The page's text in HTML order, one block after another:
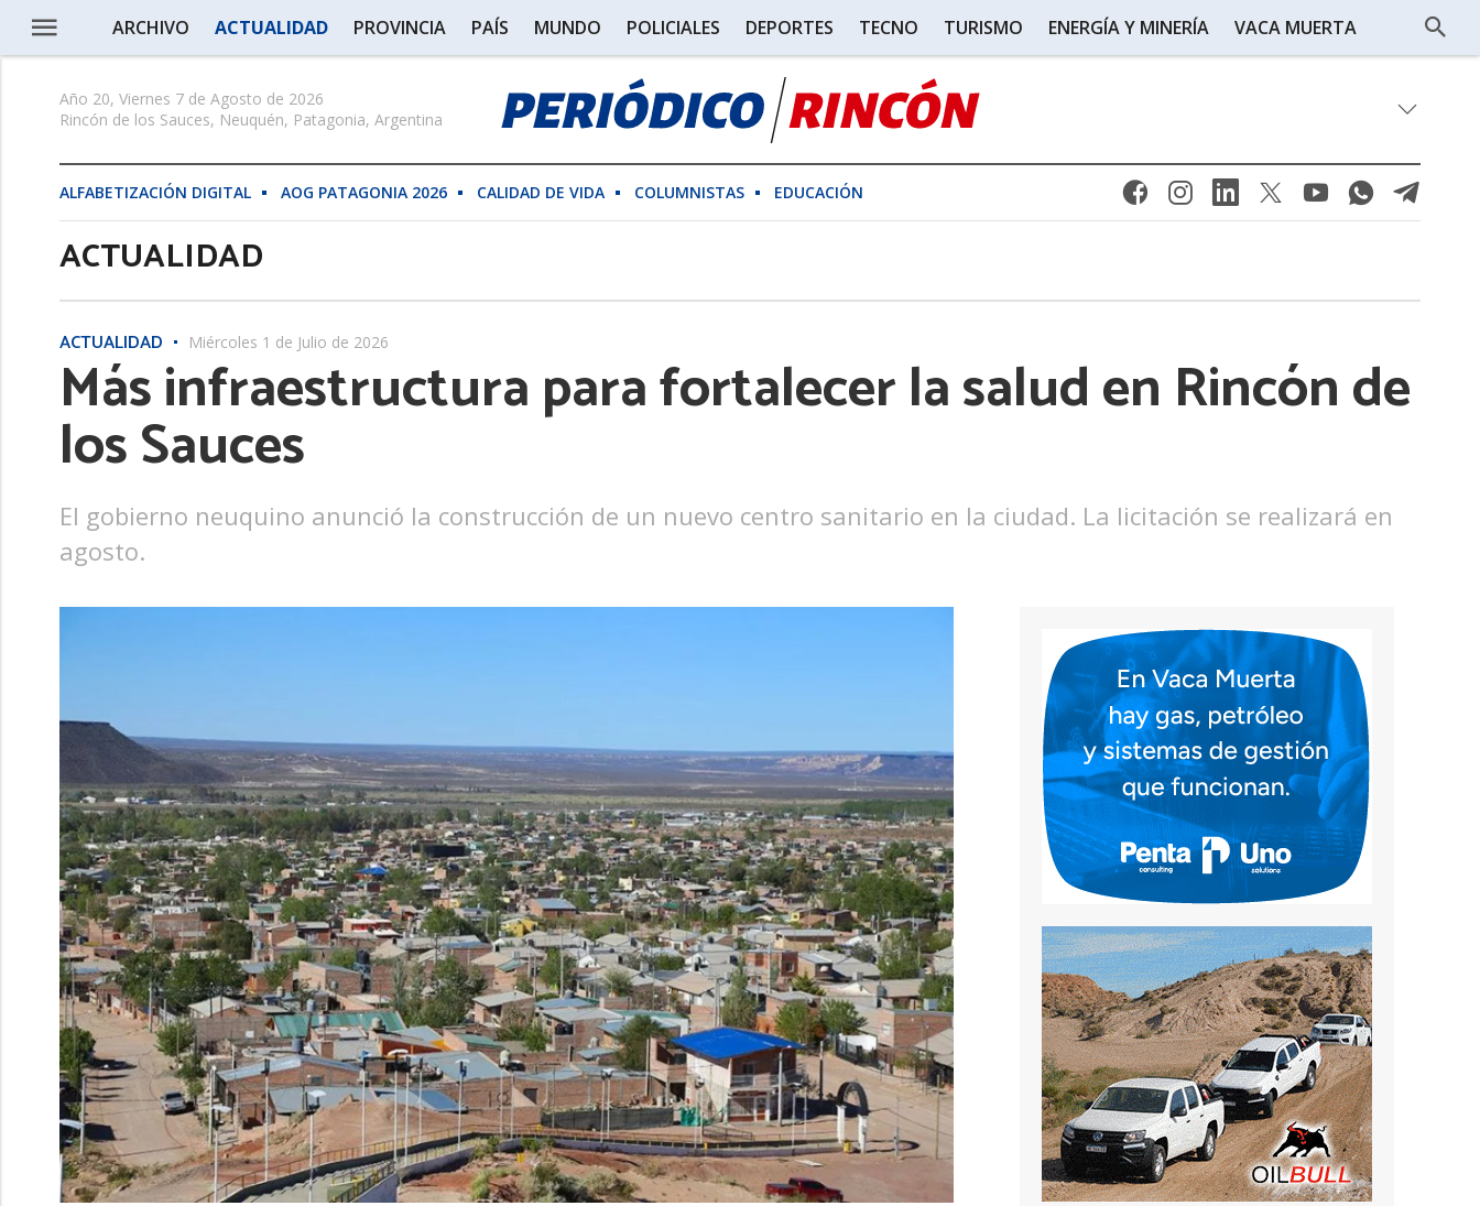
ARCHIVO ACTUALIDAD PROVINCIA PAÍS MUNDO POLICIALES DEPORTES TECNO TURISMO ENERGÍA Y MINERÍA VACA MUERTA
Año 20, Viernes 7 de Agosto de 2026
Rincón de los Sauces, Neuquén, Patagonia, Argentina
ALFABETIZACIÓN DIGITAL AOG PATAGONIA 2026 CALIDAD DE VIDA COLUMNISTAS EDUCACIÓN
ACTUALIDAD
ACTUALIDAD Miércoles 1 de Julio de 2026
Más infraestructura para fortalecer la salud en Rincón de
los Sauces
El gobierno neuquino anunció la construcción de un nuevo centro sanitario en la ciudad. La licitación se realizará en
agosto.